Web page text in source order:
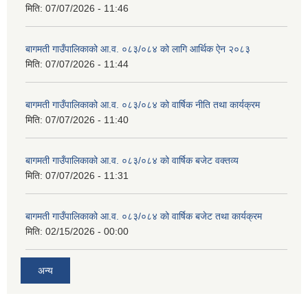
मिति: 07/07/2026 - 11:46
बागमती गाउँपालिकाको आ.व. ०८३/०८४ को लागि आर्थिक ऐन २०८३
मिति: 07/07/2026 - 11:44
बागमती गाउँपालिकाको आ.व. ०८३/०८४ को वार्षिक नीति तथा कार्यक्रम
मिति: 07/07/2026 - 11:40
बागमती गाउँपालिकाको आ.व. ०८३/०८४ को वार्षिक बजेट वक्तव्य
मिति: 07/07/2026 - 11:31
बागमती गाउँपालिकाको आ.व. ०८३/०८४ को वार्षिक बजेट तथा कार्यक्रम
मिति: 02/15/2026 - 00:00
अन्य